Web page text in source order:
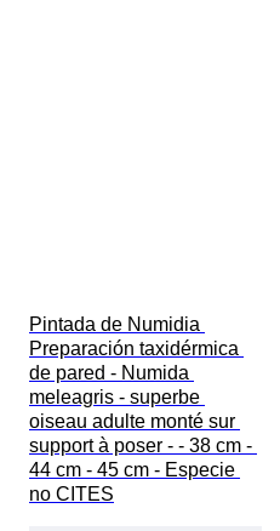
Pintada de Numidia
Preparación taxidérmica
de pared - Numida
meleagris - superbe
oiseau adulte monté sur
support à poser - - 38 cm -
44 cm - 45 cm - Especie
no CITES